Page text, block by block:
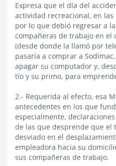
Expresa que el día del
actividad recreacional, en las
por lo que debió regresar a
compañeras de trabajo en el
(desde donde la llamó por
pasaría a comprar a
apagar su computador y,
tío y su primo, para
2.- Requerida al efecto, esa
antecedentes en los que
especialmente,
de las que desprende que el
desviado en el
empleadora hacia su
sus compañeras de trabajo.